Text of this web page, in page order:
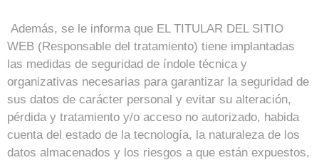
Además, se le informa que EL TITULAR DEL SITIO
WEB (Responsable del tratamiento) tiene implantadas
las medidas de seguridad de índole técnica y
organizativas necesarias para garantizar la seguridad de
sus datos de carácter personal y evitar su alteración,
pérdida y tratamiento y/o acceso no autorizado, habida
cuenta del estado de la tecnología, la naturaleza de los
datos almacenados y los riesgos a que están expuestos,